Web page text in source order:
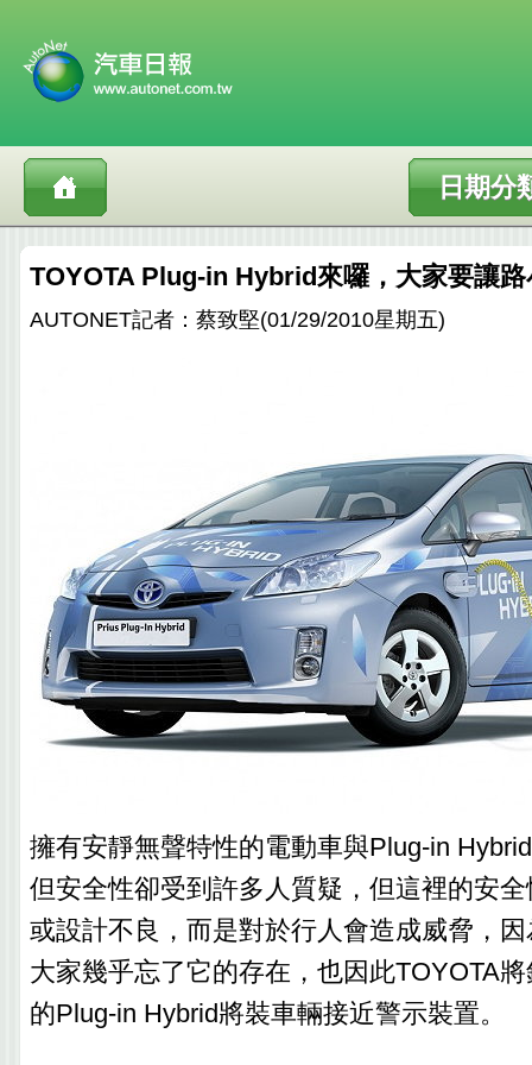
日期分
TOYOTA Plug-in Hybrid來囉，大家要讓路
AUTONET記者：蔡致堅(01/29/2010星期五)
擁有安靜無聲特性的電動車與Plug-in
但安全性卻受到許多人質疑，但這裡的安
或設計不良，而是對於行人會造成威脅，
大家幾乎忘了它的存在，也因此TOYOTA
的Plug-in Hybrid將裝車輛接近警示裝置。